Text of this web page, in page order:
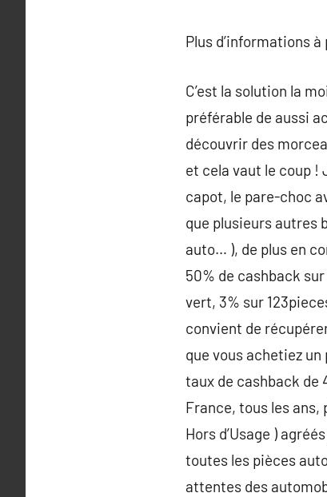
Plus d’informations à
C’est la solution la
préférable de aussi
découvrir des
et cela vaut le coup !
capot, le pare-choc
que plusieurs autres
auto… ), de plus en
50% de cashback
vert, 3% sur
convient de
que vous achetiez
taux de cashback de
France, tous les ans,
Hors d’Usage )
toutes les pièces
attentes des